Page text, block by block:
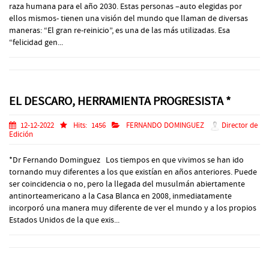
raza humana para el año 2030. Estas personas –auto elegidas por
ellos mismos- tienen una visión del mundo que llaman de diversas
maneras: “El gran re-reinicio”, es una de las más utilizadas. Esa
“felicidad gen...
EL DESCARO, HERRAMIENTA PROGRESISTA *
12-12-2022 Hits: 1456 FERNANDO DOMINGUEZ
Director de
Edición
*Dr Fernando Dominguez Los tiempos en que vivimos se han ido
tornando muy diferentes a los que existían en años anteriores. Puede
ser coincidencia o no, pero la llegada del musulmán abiertamente
antinorteamericano a la Casa Blanca en 2008, inmediatamente
incorporó una manera muy diferente de ver el mundo y a los propios
Estados Unidos de la que exis...